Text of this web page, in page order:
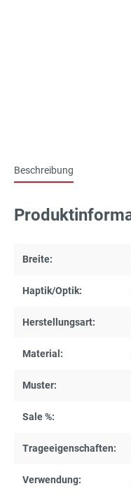
Beschreibung
Breite:
Haptik/Optik:
Herstellungsart:
Material:
Muster:
Sale %:
Trageeigenschaften:
Verwendung: